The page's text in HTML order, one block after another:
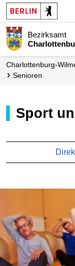
Bezirksamt
Charlottenburg-
Senioren
Sport